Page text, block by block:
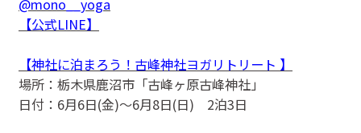
@mono__yoga
【公式LINE】
【神社に泊まろう！古峰神社ヨガリトリート 】
場所：栃木県鹿沼市「古峰ヶ原古峰神社」
日付：6月6日(金)〜6月8日(日) 2泊3日